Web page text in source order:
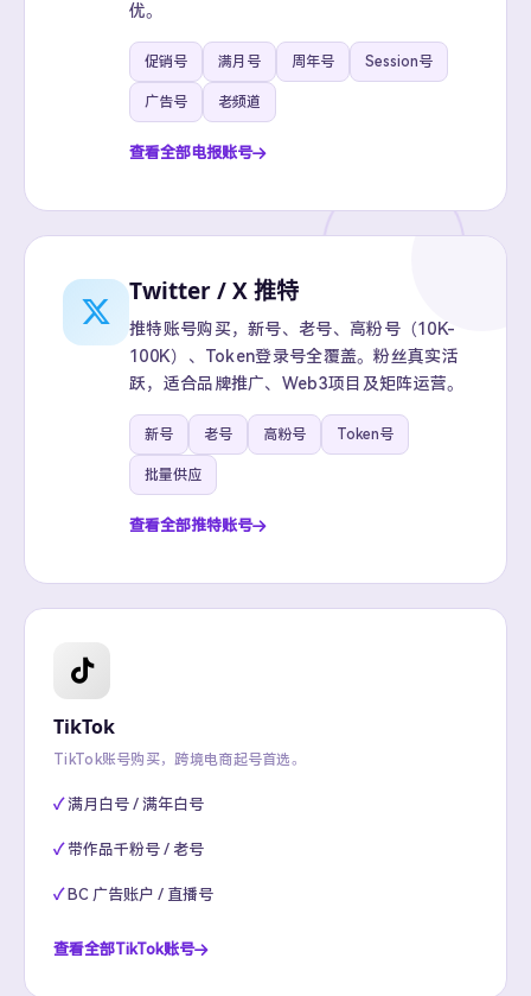
优。
促销号 满月号 周年号 Session号
广告号 老频道
查看全部电报账号
Twitter / X 推特
推特账号购买，新号、老号、高粉号（10K-
100K）、Token登录号全覆盖。粉丝真实活
跃，适合品牌推广、Web3项目及矩阵运营。
新号 老号 高粉号 Token号
批量供应
查看全部推特账号
TikTok
TikTok账号购买，跨境电商起号首选。
满月白号 / 满年白号
带作品千粉号 / 老号
BC 广告账户 / 直播号
查看全部TikTok账号